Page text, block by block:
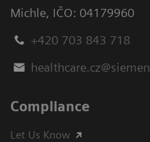
Michle, IČO: 04179960
+420 703 843 718
Compliance
Let Us Know